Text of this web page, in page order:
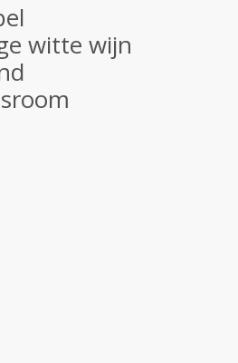
witte wijn